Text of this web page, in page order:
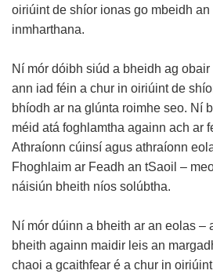
oiriúint de shíor ionas go mbeidh
inmharthana.
Ní mór dóibh siúd a bheidh ag
ann iad féin a chur in oiriúint de
bhíodh ar na glúnta roimhe seo. Ní
méid atá foghlamtha againn ach ar
Athraíonn cúinsí agus athraíonn
Fhoghlaim ar Feadh an tSaoil –
náisiún bheith níos solúbtha.
Ní mór dúinn a bheith ar an eolas –
bheith againn maidir leis an
chaoi a gcaithfear é a chur in